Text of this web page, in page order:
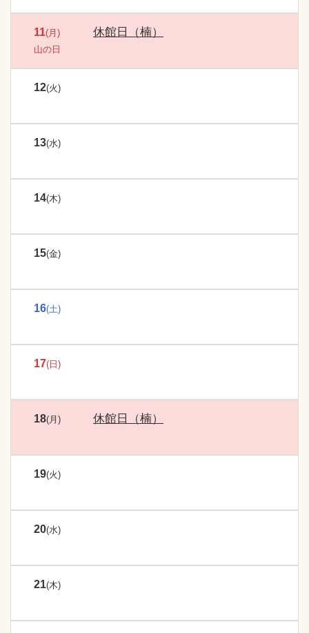
11(月)
山の日
休館日（楠）
12(火)
13(水)
14(木)
15(金)
16(土)
17(日)
18(月) 休館日（楠）
19(火)
20(水)
21(木)